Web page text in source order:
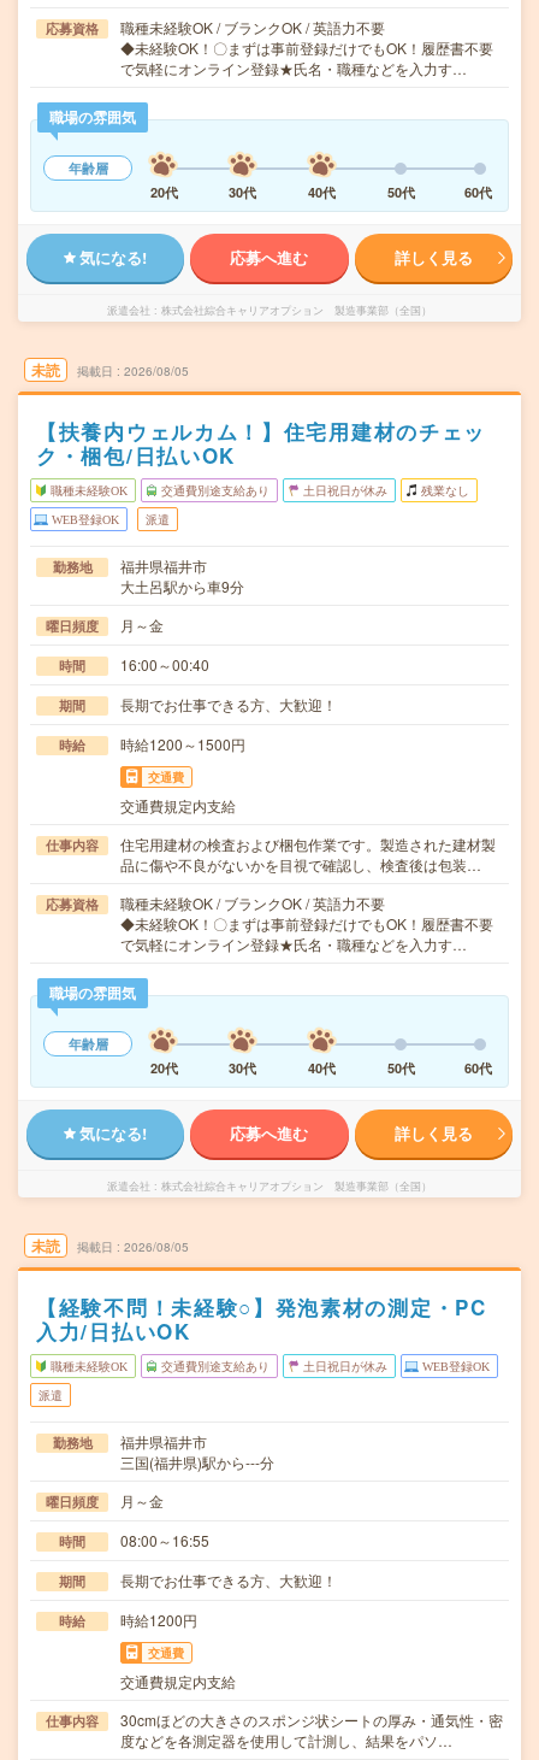
応募資格
職種未経験OK / ブランクOK / 英語力不要
◆未経験OK！〇まずは事前登録だけでもOK！履歴書不要
で気軽にオンライン登録★氏名・職種などを入力す…
職場の雰囲気
年齢層
20代
30代 40代 50代 60代
気になる! 応募へ進む 詳しく見る
派遣会社 株式会社綜合キャリアオプション 製造事業部（全国）
未読 掲載日 2026/08/05
【扶養内ウェルカム！】住宅用建材のチェッ
ク・梱包/日払いOK
職種未経験OK 交通費別途支給あり 土日祝日が休み 残業なし
WEB登録OK 派遣
勤務地
福井県福井市
大土呂駅から車9分
曜日頻度 月～金
時間 16:00～00:40
期間 長期でお仕事できる方、大歓迎！
時給 時給1200～1500円
交通費
交通費規定内支給
仕事内容
住宅用建材の検査および梱包作業です。製造された建材製
品に傷や不良がないかを目視で確認し、検査後は包装…
応募資格
職種未経験OK / ブランクOK / 英語力不要
◆未経験OK！〇まずは事前登録だけでもOK！履歴書不要
で気軽にオンライン登録★氏名・職種などを入力す…
職場の雰囲気
年齢層
20代
30代 40代 50代 60代
気になる! 応募へ進む 詳しく見る
派遣会社 株式会社綜合キャリアオプション 製造事業部（全国）
未読 掲載日 2026/08/05
【経験不問！未経験○】発泡素材の測定・PC
入力/日払いOK
職種未経験OK 交通費別途支給あり 土日祝日が休み WEB登録OK
派遣
勤務地
福井県福井市
三国(福井県)駅から---分
曜日頻度 月～金
時間 08:00～16:55
期間 長期でお仕事できる方、大歓迎！
時給 時給1200円
交通費
交通費規定内支給
仕事内容
30cmほどの大きさのスポンジ状シートの厚み・通気性・密
度などを各測定器を使用して計測し、結果をパソ…